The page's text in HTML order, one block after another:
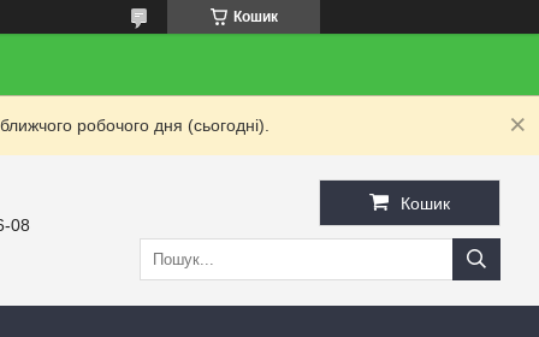
Кошик
робочого дня (сьогодні).
08
Кошик